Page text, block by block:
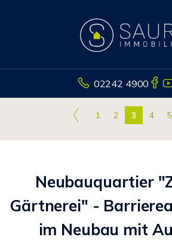
02242 4900
1 2 3 4 5
Neubauquartier
Gärtnerei" -
im Neubau mit